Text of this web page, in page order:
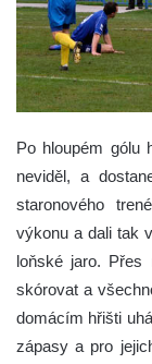
Po hloupém gólu
neviděl, a
staronového
výkonu a dali tak
loňské jaro. Přes
skórovat a
domácím hřišti
zápasy a pro